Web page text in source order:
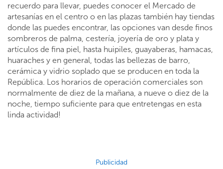
recuerdo para llevar, puedes conocer el Mercado de
artesanías en el centro o en las plazas también hay tiendas
donde las puedes encontrar, las opciones van desde finos
sombreros de palma, cestería, joyería de oro y plata y
artículos de fina piel, hasta huipiles, guayaberas, hamacas,
huaraches y en general, todas las bellezas de barro,
cerámica y vidrio soplado que se producen en toda la
República. Los horarios de operación comerciales son
normalmente de diez de la mañana, a nueve o diez de la
noche, tiempo suficiente para que entretengas en esta
linda actividad!
Publicidad